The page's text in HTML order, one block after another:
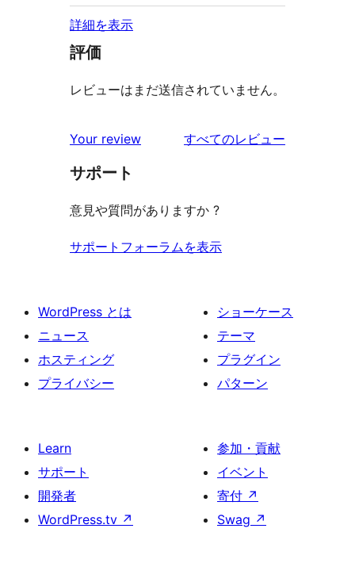
詳細を表示
評価
レビューはまだ送信されていません。
Your review すべてのレビュー
サポート
意見や質問がありますか ?
サポートフォーラムを表示
WordPress とは
ニュース
ホスティング
プライバシー
ショーケース
テーマ
プラグイン
パターン
Learn
サポート
開発者
WordPress.tv ↗
参加・貢献
イベント
寄付 ↗
Swag ↗